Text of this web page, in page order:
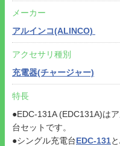
メーカー
アルインコ(ALINCO)
アクセサリ種別
充電器(チャージャー)
特長
●EDC-131A (EDC131A)は
台セットです。
●シングル充電台EDC-131